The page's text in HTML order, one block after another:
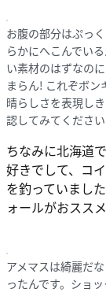
お腹の部分はぷっ
らかにへこんでい
い素材のはずなの
まらん! これぞボ
晴らしさを表現し
認してみてくださ
ちなみに北海道
好きでして、コ
を釣っていまし
ォールがおススメ
アメマスは綺麗だ
ったんです。ショ